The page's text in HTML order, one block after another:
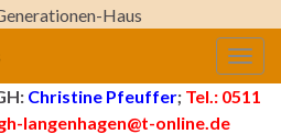
Christine Pfeuffer; Tel.: 0511
langenhagen@t-online.de